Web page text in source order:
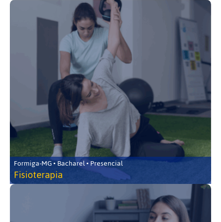
Formiga-MG • Bacharel • Presencial
Fisioterapia